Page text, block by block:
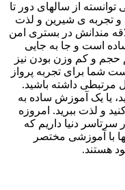
از سالهای دور تا
تجربه ی شیرین و لذت
مندانش در بستری امن
است و جا به جایی
حجم و کم وزن بودن نیز
شما برای تجربه پرواز
مرتبطی داشته باشید.
یا یک آموزش ساده به
و لذت ببرید. امروزه
گلایدر باز در سرتاسر دنیا داریم که
با آموزشی مختصر
هستند.